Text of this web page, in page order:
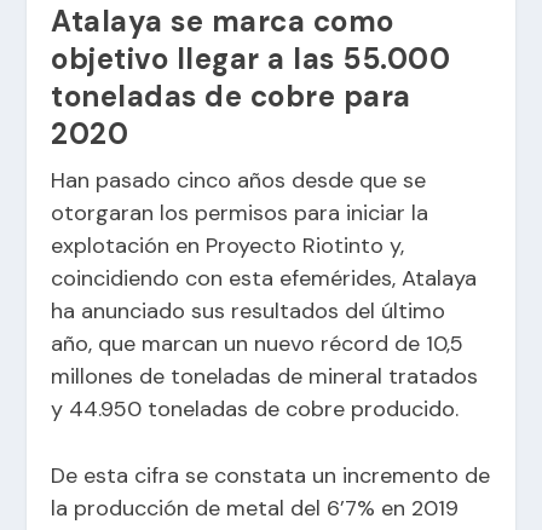
Atalaya se marca como
objetivo llegar a las 55.000
toneladas de cobre para
2020
Han pasado cinco años desde que se
otorgaran los permisos para iniciar la
explotación en Proyecto Riotinto y,
coincidiendo con esta efemérides, Atalaya
ha anunciado sus resultados del último
año, que marcan un nuevo récord de 10,5
millones de toneladas de mineral tratados
y 44.950 toneladas de cobre producido.
De esta cifra se constata un incremento de
la producción de metal del 6’7% en 2019